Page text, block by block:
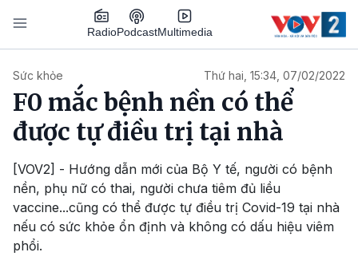
Nhảy đến nội dung
RadioPodcastMultimedia
Sức khỏe Thứ hai, 15:34, 07/02/2022
F0 mắc bệnh nền có thể
được tự điều trị tại nhà
[VOV2] - Hướng dẫn mới của Bộ Y tế, người có bệnh
nền, phụ nữ có thai, người chưa tiêm đủ liều
vaccine...cũng có thể được tự điều trị Covid-19 tại nhà
nếu có sức khỏe ổn định và không có dấu hiệu viêm
phổi.